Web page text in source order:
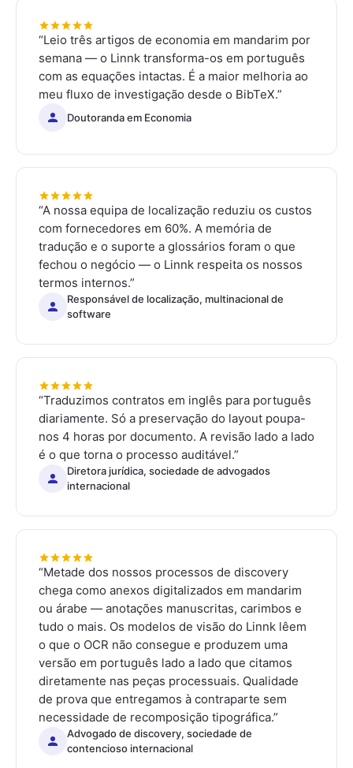
“Leio três artigos de economia em mandarim por
semana — o Linnk transforma-os em português
com as equações intactas. É a maior melhoria ao
meu fluxo de investigação desde o BibTeX.”
Doutoranda em Economia
“A nossa equipa de localização reduziu os custos
com fornecedores em 60%. A memória de
tradução e o suporte a glossários foram o que
fechou o negócio — o Linnk respeita os nossos
termos internos.”
Responsável de localização, multinacional de
software
“Traduzimos contratos em inglês para português
diariamente. Só a preservação do layout poupa-
nos 4 horas por documento. A revisão lado a lado
é o que torna o processo auditável.”
Diretora jurídica, sociedade de advogados
internacional
“Metade dos nossos processos de discovery
chega como anexos digitalizados em mandarim
ou árabe — anotações manuscritas, carimbos e
tudo o mais. Os modelos de visão do Linnk lêem
o que o OCR não consegue e produzem uma
versão em português lado a lado que citamos
diretamente nas peças processuais. Qualidade
de prova que entregamos à contraparte sem
necessidade de recomposição tipográfica.”
Advogado de discovery, sociedade de
contencioso internacional